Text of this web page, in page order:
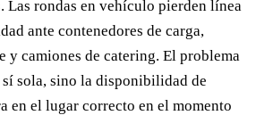
Las rondas en vehículo pierden línea
ante contenedores de carga,
y camiones de catering. El problema
sola, sino la disponibilidad de
en el lugar correcto en el momento